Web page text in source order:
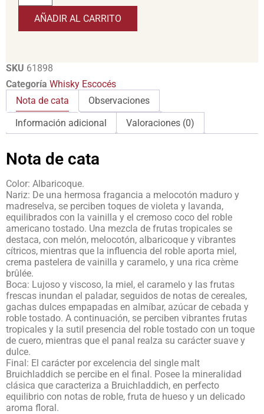
AÑADIR AL CARRITO
SKU 61898
Categoría Whisky Escocés
Nota de cata
Observaciones
Información adicional
Valoraciones (0)
Nota de cata
Color: Albaricoque.
Nariz: De una hermosa fragancia a melocotón maduro y
madreselva, se perciben toques de violeta y lavanda,
equilibrados con la vainilla y el cremoso coco del roble
americano tostado. Una mezcla de frutas tropicales se
destaca, con melón, melocotón, albaricoque y vibrantes
cítricos, mientras que la influencia del roble aporta miel,
crema pastelera de vainilla y caramelo, y una rica crème
brûlée.
Boca: Lujoso y viscoso, la miel, el caramelo y las frutas
frescas inundan el paladar, seguidos de notas de cereales,
gachas dulces empapadas en almíbar, azúcar de cebada y
roble tostado. A continuación, se perciben vibrantes frutas
tropicales y la sutil presencia del roble tostado con un toque
de cuero, mientras que el panal realza su carácter suave y
dulce.
Final: El carácter por excelencia del single malt
Bruichladdich se percibe en el final. Posee la mineralidad
clásica que caracteriza a Bruichladdich, en perfecto
equilibrio con notas de roble, fruta de hueso y un delicado
aroma floral.